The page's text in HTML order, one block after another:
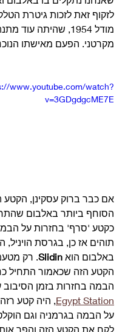
לזקוף זאת לזכות גיטרת
מודל 1954, שהיתה עוד
מקרטני. הפעם מאישתו
www.youtube.com/watch?
v=3GDgdgcME7E
אם כבר ברוק עסקינן, הקטע
הסוחף ביותר באלבום
כקטע 'סרף' בחזרות על
תוהים אז כן, בגרסת
באלבום הוא Slidin. רק
הקטע הזה שכאמור התחיל
הבמה בחזרות בזמן הסיבוב
Egypt Station, היה קטע רזה
על הבמה בגרמניה וגם
לקח את הקטע הזה והפך